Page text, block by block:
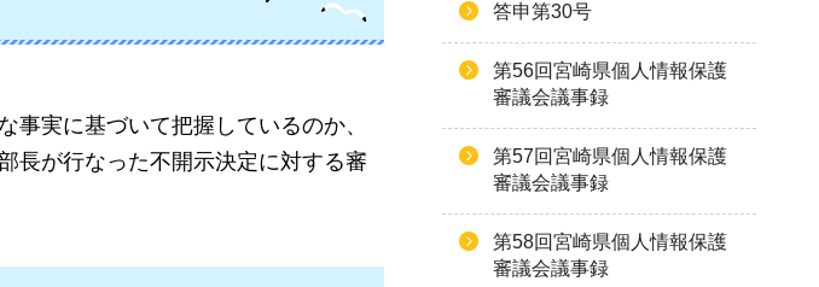
事実に基づいて把握しているのか、
長が行なった不開示決定に対する審
答申第30号
第56回宮崎県個人情報保護
審議会議事録
第57回宮崎県個人情報保護
審議会議事録
第58回宮崎県個人情報保護
審議会議事録